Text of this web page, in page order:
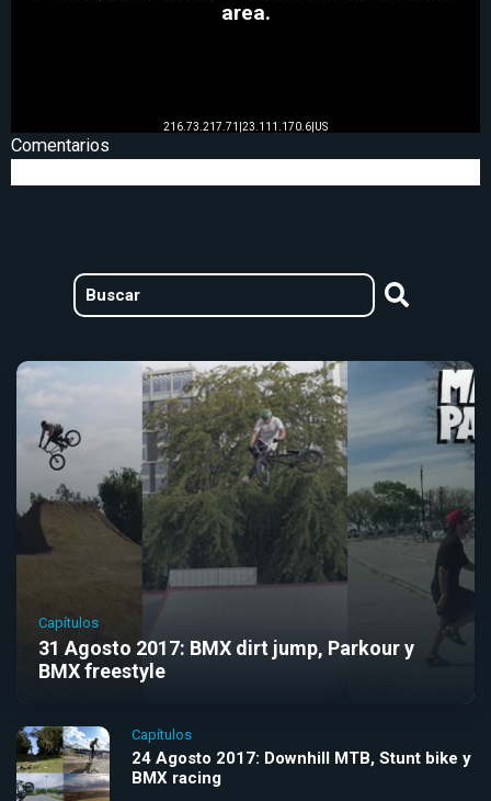
Comentarios
Capítulos
31 Agosto 2017: BMX dirt jump, Parkour y
BMX freestyle
Capítulos
24 Agosto 2017: Downhill MTB, Stunt bike y
BMX racing